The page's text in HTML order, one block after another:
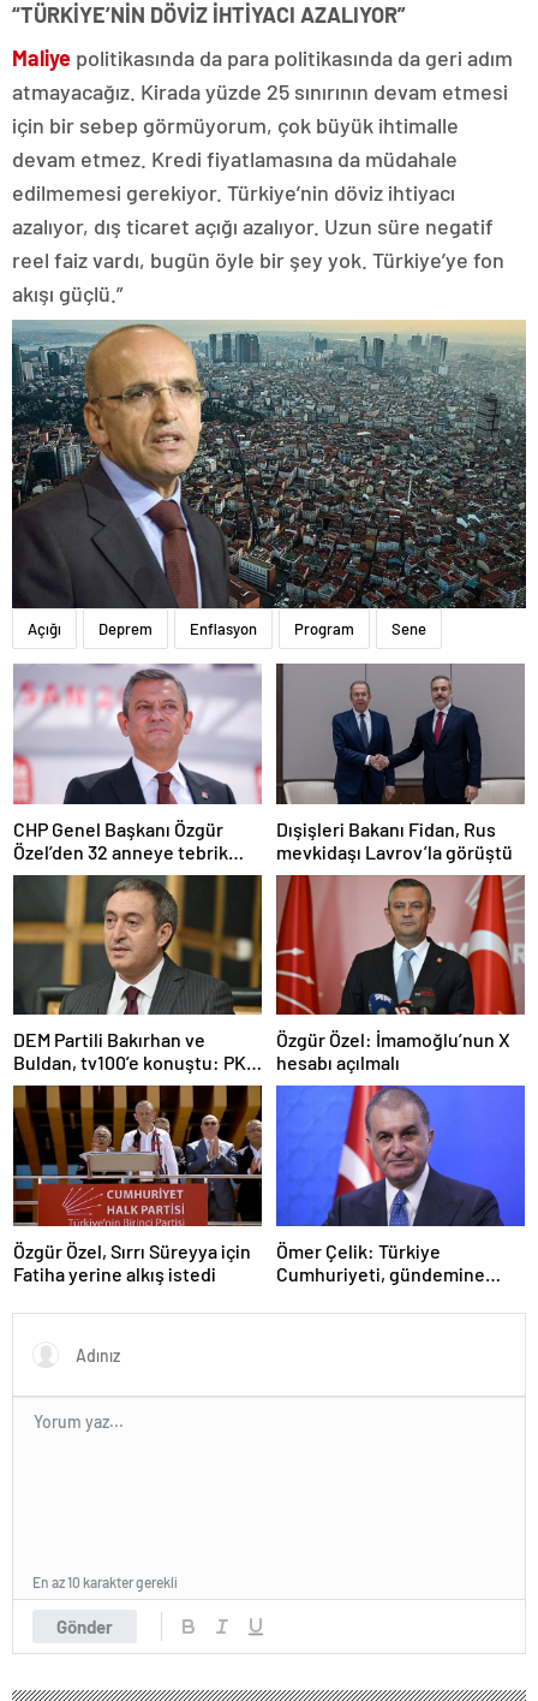
“TÜRKİYE’NİN DÖVİZ İHTİYACI AZALIYOR”
Maliye politikasında da para politikasında da geri adım
atmayacağız. Kirada yüzde 25 sınırının devam etmesi
için bir sebep görmüyorum, çok büyük ihtimalle
devam etmez. Kredi fiyatlamasına da müdahale
edilmemesi gerekiyor. Türkiye’nin döviz ihtiyacı
azalıyor, dış ticaret açığı azalıyor. Uzun süre negatif
reel faiz vardı, bugün öyle bir şey yok. Türkiye’ye fon
akışı güçlü.”
Açığı Deprem Enflasyon Program Sene
CHP Genel Başkanı Özgür
Özel’den 32 anneye tebrik
telefonu
Dışişleri Bakanı Fidan, Rus
mevkidaşı Lavrov’la görüştü
DEM Partili Bakırhan ve
Buldan, tv100’e konuştu: PKK
ne zaman kendini feshedecek
Özgür Özel: İmamoğlu’nun X
hesabı açılmalı
Özgür Özel, Sırrı Süreyya için
Fatiha yerine alkış istedi
Ömer Çelik: Türkiye
Cumhuriyeti, gündemine
Gönder
En az 10 karakter gerekli